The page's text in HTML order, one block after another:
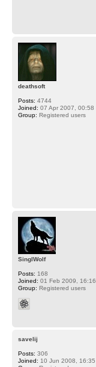
deathsoft
Posts: 4744
Joined: 07 Apr 2007, 00:58
Group: Registered users
SinglWolf
Posts: 168
Joined: 01 Feb 2009, 16:16
Group: Registered users
savelij
Posts: 306
Joined: 10 Jun 2008, 16:35